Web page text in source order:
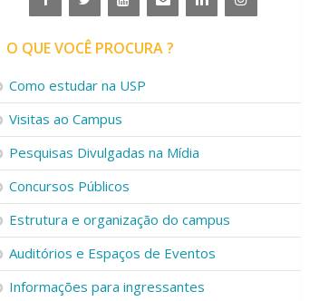
O QUE VOCÊ PROCURA ?
Como estudar na USP
Visitas ao Campus
Pesquisas Divulgadas na Mídia
Concursos Públicos
Estrutura e organização do campus
Auditórios e Espaços de Eventos
Informações para ingressantes